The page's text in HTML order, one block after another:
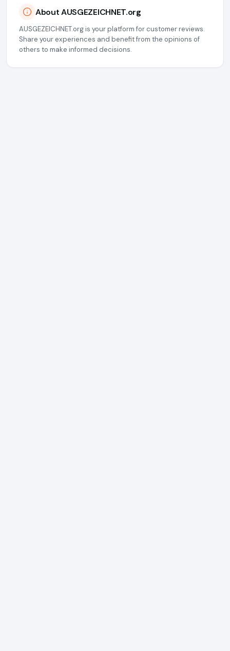
About AUSGEZEICHNET.org
AUSGEZEICHNET.org is your platform for customer reviews.
Share your experiences and benefit from the opinions of
others to make informed decisions.